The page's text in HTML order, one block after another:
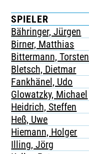
TICKETING
SPIELER
Bähringer, Jürgen
Birner, Matthias
Bittermann, Torsten
Bletsch, Dietmar
Fankhänel, Udo
Glowatzky, Michael
Heidrich, Steffen
Heß, Uwe
Hiemann, Holger
Illing, Jörg